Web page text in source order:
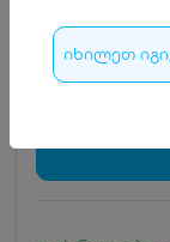
იხილეთ
დამატებითი
კვება